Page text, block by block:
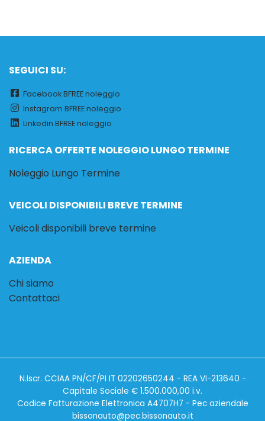
SEGUICI SU:
Facebook BFREE noleggio
Instagram BFREE noleggio
Linkedin BFREE noleggio
RICERCA OFFERTE NOLEGGIO LUNGO TERMINE
Noleggio Lungo Termine
VEICOLI DISPONIBILI BREVE TERMINE
Veicoli disponibili breve termine
AZIENDA
Chi siamo
Contattaci
N.Iscr. CCIAA PN/CF/PI IT 02202650244 - REA VI-213640 -
Capitale Sociale € 1.500.000,00 i.v.
Codice Fatturazione Elettronica A4707H7 - Pec aziendale
bissonauto@pec.bissonauto.it